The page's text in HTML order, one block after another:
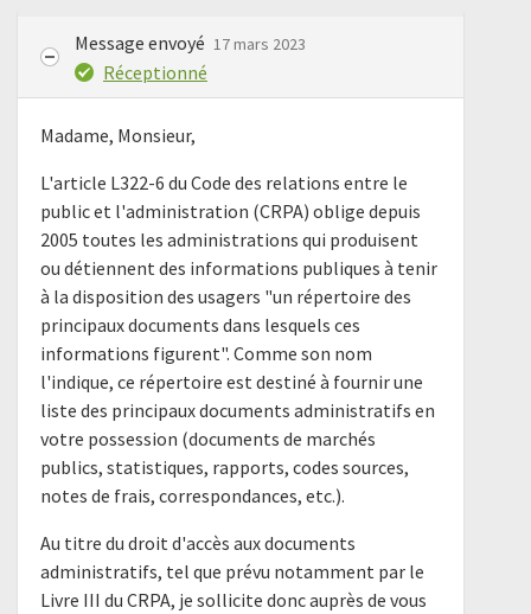
Message envoyé 17 mars 2023
Réceptionné
Madame, Monsieur,
L'article L322-6 du Code des relations entre le
public et l'administration (CRPA) oblige depuis
2005 toutes les administrations qui produisent
ou détiennent des informations publiques à tenir
à la disposition des usagers "un répertoire des
principaux documents dans lesquels ces
informations figurent". Comme son nom
l'indique, ce répertoire est destiné à fournir une
liste des principaux documents administratifs en
votre possession (documents de marchés
publics, statistiques, rapports, codes sources,
notes de frais, correspondances, etc.).
Au titre du droit d'accès aux documents
administratifs, tel que prévu notamment par le
Livre III du CRPA, je sollicite donc auprès de vous